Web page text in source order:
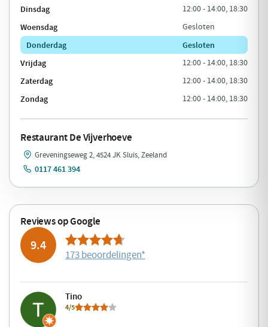
Dinsdag 12:00 - 14:00, 18:30
Woensdag Gesloten
Donderdag
Gesloten
Vrijdag
12:00 - 14:00, 18:30
Zaterdag 12:00 - 14:00, 18:30
Zondag 12:00 - 14:00, 18:30
Restaurant De Vijverhoeve
Greveningseweg 2, 4524 JK Sluis, Zeeland
0117 461 394
Reviews op Google
9.4
173 beoordelingen*
Tino
4/5